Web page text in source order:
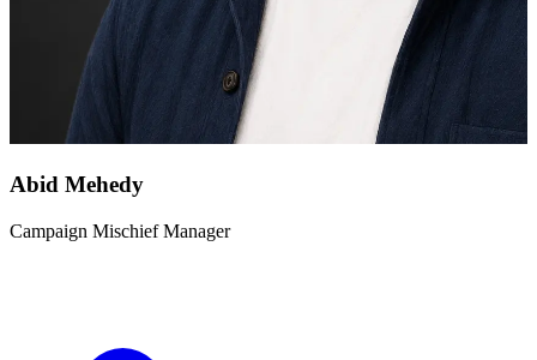
Abid Mehedy
Campaign Mischief Manager